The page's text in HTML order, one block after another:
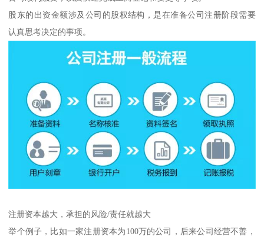
股东的出资金额涉及公司的股权结构，是在准备公司注册阶段需要
认真思考决定的事项。
注册资本越大，承担的风险/责任就越大
举个例子，比如一家注册资本为100万的公司，后来公司经营不善，